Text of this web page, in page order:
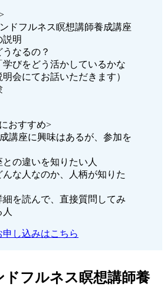
ドフルネス瞑想講師養成講座
説明
うなるの？
学びをどう活かしているかな
会にてお話いただきます）
おすすめ>
講座に興味はあるが、参加を
との違いを知りたい人
んな人なのか、人柄が知りた
細を読んで、直接質問してみ
し込みはこちら
フルネス瞑想講師養